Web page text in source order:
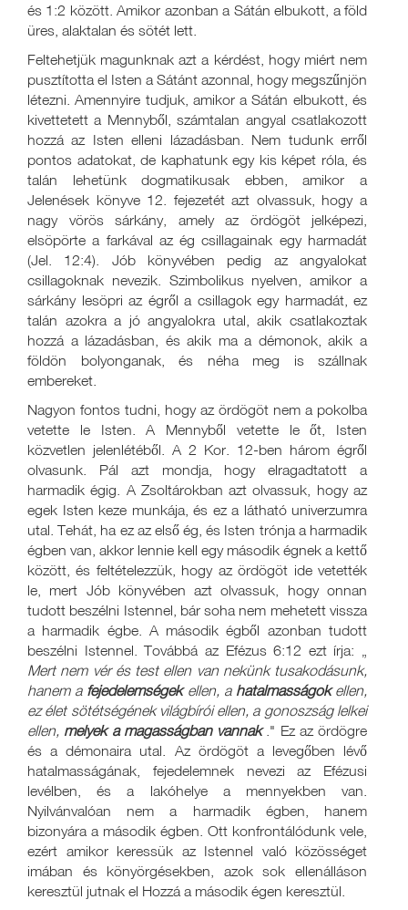
és 1:2 között. Amikor azonban a Sátán elbukott, a föld
üres, alaktalan és sötét lett.
Feltehetjük magunknak azt a kérdést, hogy miért nem
pusztította el Isten a Sátánt azonnal, hogy megszűnjön
létezni. Amennyire tudjuk, amikor a Sátán elbukott, és
kivettetett a Mennyből, számtalan angyal csatlakozott
hozzá az Isten elleni lázadásban. Nem tudunk erről
pontos adatokat, de kaphatunk egy kis képet róla, és
talán lehetünk dogmatikusak ebben, amikor a
Jelenések könyve 12. fejezetét azt olvassuk, hogy a
nagy vörös sárkány, amely az ördögöt jelképezi,
elsöpörte a farkával az ég csillagainak egy harmadát
(Jel. 12:4). Jób könyvében pedig az angyalokat
csillagoknak nevezik. Szimbolikus nyelven, amikor a
sárkány lesöpri az égről a csillagok egy harmadát, ez
talán azokra a jó angyalokra utal, akik csatlakoztak
hozzá a lázadásban, és akik ma a démonok, akik a
földön bolyonganak, és néha meg is szállnak
embereket.
Nagyon fontos tudni, hogy az ördögöt nem a pokolba
vetette le Isten. A Mennyből vetette le őt, Isten
közvetlen jelenlétéből. A 2 Kor. 12-ben három égről
olvasunk. Pál azt mondja, hogy elragadtatott a
harmadik égig. A Zsoltárokban azt olvassuk, hogy az
egek Isten keze munkája, és ez a látható univerzumra
utal. Tehát, ha ez az első ég, és Isten trónja a harmadik
égben van, akkor lennie kell egy második égnek a kettő
között, és feltételezzük, hogy az ördögöt ide vetették
le, mert Jób könyvében azt olvassuk, hogy onnan
tudott beszélni Istennel, bár soha nem mehetett vissza
a harmadik égbe. A második égből azonban tudott
beszélni Istennel. Továbbá az Efézus 6:12 ezt írja: „
Mert nem vér és test ellen van nekünk tusakodásunk,
hanem a fejedelemségekellen, a hatalmasságokellen,
ez élet sötétségének világbírói ellen, a gonoszság lelkei
ellen, melyek a magasságban vannak ." Ez az ördögre
és a démonaira utal. Az ördögöt a levegőben lévő
hatalmasságának, fejedelemnek nevezi az Efézusi
levélben, és a lakóhelye a mennyekben van.
Nyilvánvalóan nem a harmadik égben, hanem
bizonyára a második égben. Ott konfrontálódunk vele,
ezért amikor keressük az Istennel való közösséget
imában és könyörgésekben, azok sok ellenálláson
keresztül jutnak el Hozzá a második égen keresztül.